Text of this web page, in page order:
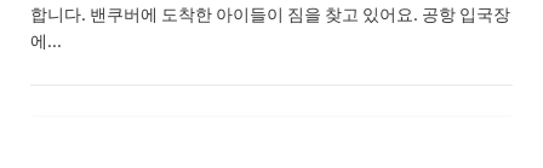
합니다. 밴쿠버에 도착한 아이들이 짐을 찾고 있어요. 공항 입국장
에…